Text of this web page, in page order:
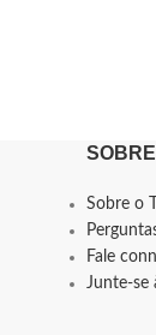
Sobre o
Fale
Junte-se